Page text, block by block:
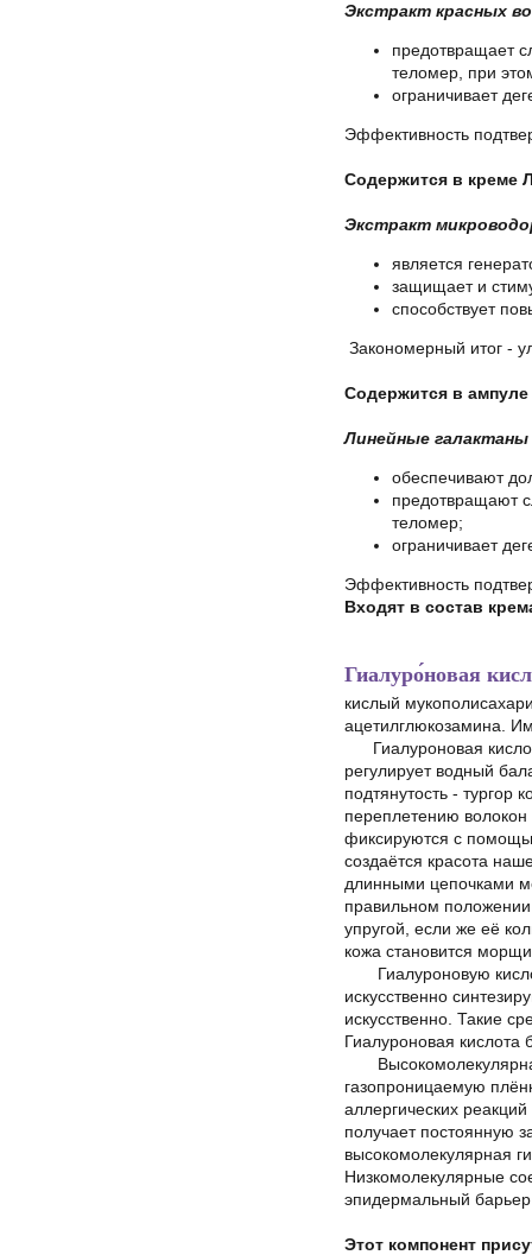
Экстракт красных
предотвращает
теломер, при
ограничивает
Эффективность
Содержится в креме
Экстракт
является
защищает и
способствует
Закономерный итог -
Содержится в
Линейные
обеспечивают
предотвращают
теломер;
ограничивает
Эффективность
Входят в состав
Гиалуро́новая
кислый
ацетилглюкозамина.
Гиалуроновая
регулирует водный
подтянутость - тургор
переплетению волокон
фиксируются с
создаётся красота
длинными цепочками
правильном
упругой, если же её
кожа становится
Гиалуроновую
искусственно
искусственно. Такие
Гиалуроновая кислота
газопроницаемую
аллергических
получает постоянную
высокомолекулярная
Низкомолекулярные
эпидермальный барьер
Этот компонент